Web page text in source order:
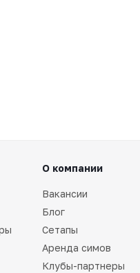
О компании
Вакансии
Блог
Сетапы
Аренда симов
Клубы-партнеры